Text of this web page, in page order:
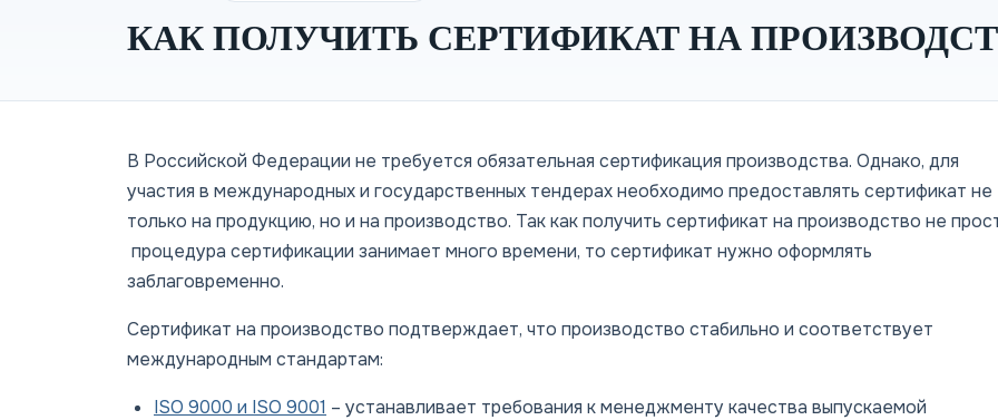
КАК ПОЛУЧИТЬ СЕРТИФИКАТ НА
В Российской Федерации не требуется обязательная сертификация производства. Однако, для
участия в международных и государственных тендерах необходимо предоставлять сертификат не
только на продукцию, но и на производство. Так как получить сертификат на производство не
процедура сертификации занимает много времени, то сертификат нужно оформлять
заблаговременно.
Сертификат на производство подтверждает, что производство стабильно и соответствует
международным стандартам:
ISO 9000 и ISO 9001 – устанавливает требования к менеджменту качества выпускаемой